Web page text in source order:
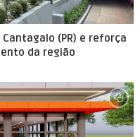
(PR) e reforça
da região